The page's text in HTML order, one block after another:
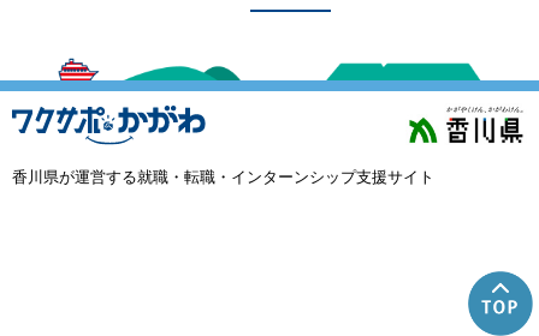
香川県が運営する就職・転職・インターンシップ支援サイト